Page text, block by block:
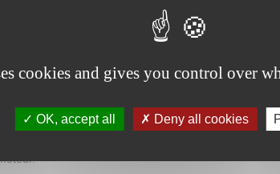
du travail et le rendement au champ.
:
de tester le questionnaire visant à apprécier ses
de la CUMA.
cookies and gives you control over
OK, accept all Deny all cookies